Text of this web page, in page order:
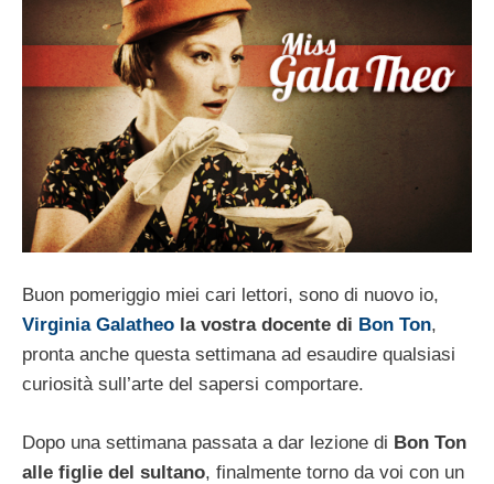
Buon pomeriggio miei cari lettori, sono di nuovo io,
Virginia Galatheo la vostra docente di Bon Ton,
pronta anche questa settimana ad esaudire qualsiasi
curiosità sull’arte del sapersi comportare.
Dopo una settimana passata a dar lezione di Bon Ton
alle figlie del sultano, finalmente torno da voi con un